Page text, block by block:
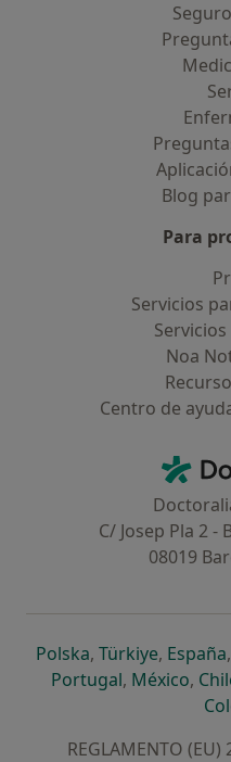
Blog
Para
Servicios
Noa
Centro de
C/ Josep Pla 2
08019
Polskase abre en una
, Türkiyese abre
, España,
Portugalse abre en
, Méxicose
,
REGLAMENTO